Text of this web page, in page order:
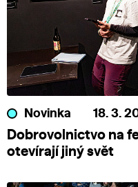
Novinka 18. 3.
Dobrovolnictvo na
otevírají jiný svět